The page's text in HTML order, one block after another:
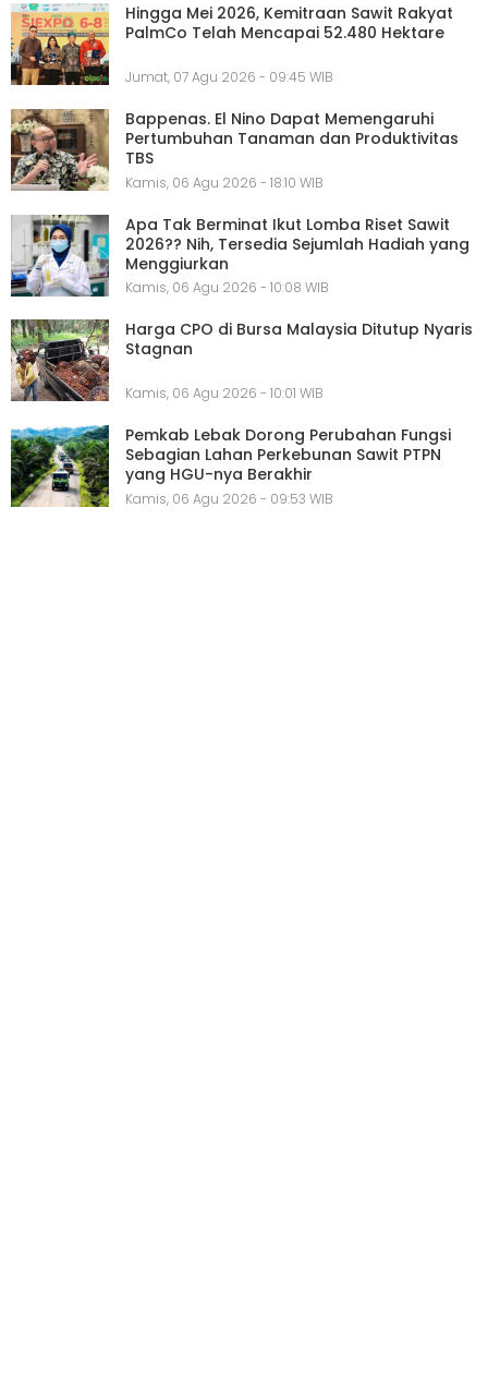
Hingga Mei 2026, Kemitraan Sawit Rakyat
PalmCo Telah Mencapai 52.480 Hektare
Jumat, 07 Agu 2026 - 09:45 WIB
Bappenas. El Nino Dapat Memengaruhi
Pertumbuhan Tanaman dan Produktivitas
TBS
Kamis, 06 Agu 2026 - 18:10 WIB
Apa Tak Berminat Ikut Lomba Riset Sawit
2026?? Nih, Tersedia Sejumlah Hadiah yang
Menggiurkan
Kamis, 06 Agu 2026 - 10:08 WIB
Harga CPO di Bursa Malaysia Ditutup Nyaris
Stagnan
Kamis, 06 Agu 2026 - 10:01 WIB
Pemkab Lebak Dorong Perubahan Fungsi
Sebagian Lahan Perkebunan Sawit PTPN
yang HGU-nya Berakhir
Kamis, 06 Agu 2026 - 09:53 WIB